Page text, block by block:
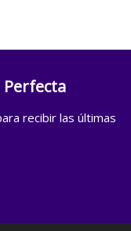
Perfecta
recibir las últimas